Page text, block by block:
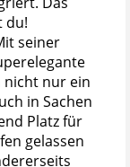
du!
seiner
nicht nur ein
in Sachen
Platz für
gelassen